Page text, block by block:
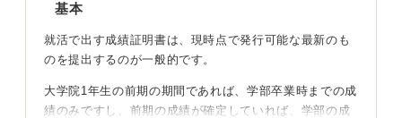
0
基本
就活で出す成績証明書は、現時点で発行可能な最新のも
のを提出するのが一般的です。
大学院1年生の前期の期間であれば、学部卒業時までの成
績のみですし、前期の成績が確定していれば、学部の成